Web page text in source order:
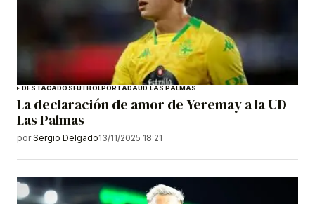
DESTACADOSFÚTBOLPORTADAUD LAS PALMAS
La declaración de amor de Yeremay a la UD
Las Palmas
por Sergio Delgado13/11/2025 18:21